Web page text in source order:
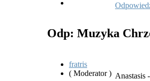
Odp: Muzyka
fratris
( Moderator ) Anastasis